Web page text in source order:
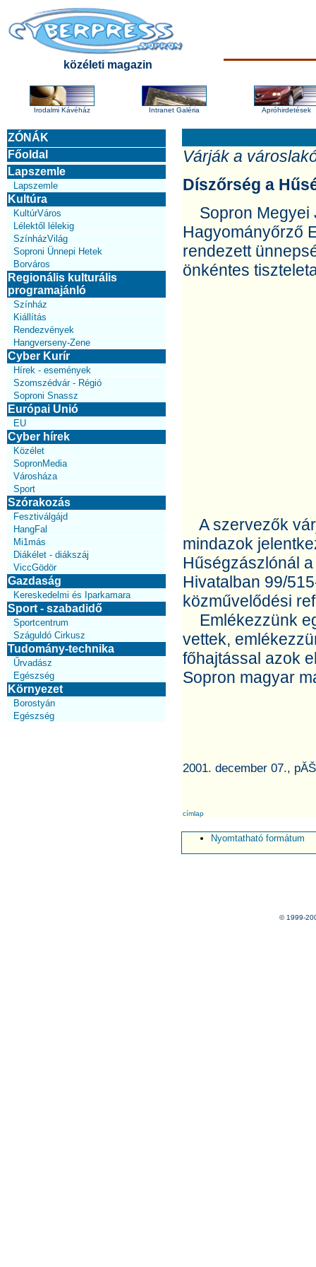
közéleti magazin
Irodalmi Kávéház Intranet Galéria Apróhirdetések
ZÓNÁK
Főoldal
Lapszemle
Lapszemle
Kultúra
KultúrVáros
Lélektől lélekig
SzínházVilág
Soproni Ünnepi Hetek
Borváros
Regionális kulturális
programajánló
Színház
Kiállítás
Rendezvények
Hangverseny-Zene
Cyber Kurír
Hírek - események
Szomszédvár - Régió
Soproni Snassz
Európai Unió
EU
Cyber hírek
Közélet
SopronMedia
Városháza
Sport
Szórakozás
Fesztiválgájd
HangFal
Mi1más
Diákélet - diákszáj
ViccGödör
Gazdaság
Kereskedelmi és Iparkamara
Sport - szabadidő
Sportcentrum
Száguldó Cirkusz
Tudomány-technika
Űrvadász
Egészség
Környezet
Borostyán
Egészség
Várják a
Díszőrség a
Sopron Megyei
Hagyományőrző
rendezett
önkéntes
A szervezők
mindazok
Hűségzászlónál
Hivatalban 99/
közművelődési
Emlékezzünk
vettek,
főhajtással azok
Sopron magyar
2001. december 07.,
címlap
Nyomtatható formátum
© 1999-